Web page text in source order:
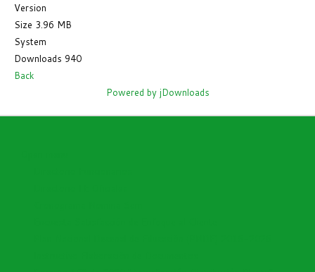
Version
Size 3.96 MB
System
Downloads 940
Back
Powered by jDownloads